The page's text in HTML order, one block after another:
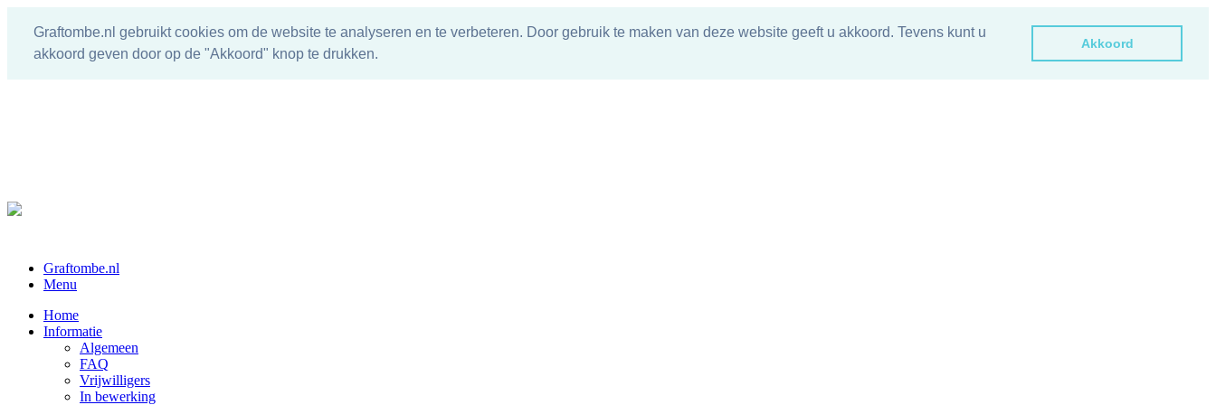
Graftombe.nl gebruikt cookies om de website te analyseren en te verbeteren. Door gebruik te maken van deze website geeft u akkoord. Tevens kunt u
akkoord geven door op de "Akkoord" knop te drukken.
Akkoord
Graftombe.nl
Menu
Home
Informatie
Algemeen
FAQ
Vrijwilligers
In bewerking